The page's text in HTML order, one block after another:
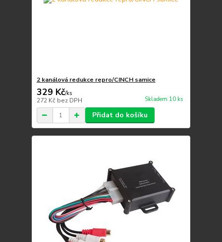
2 kanálová redukce repro/CINCH samice
329 Kč/ks
272 Kč bez DPH Skladem 10 ks
Přidat do košíku